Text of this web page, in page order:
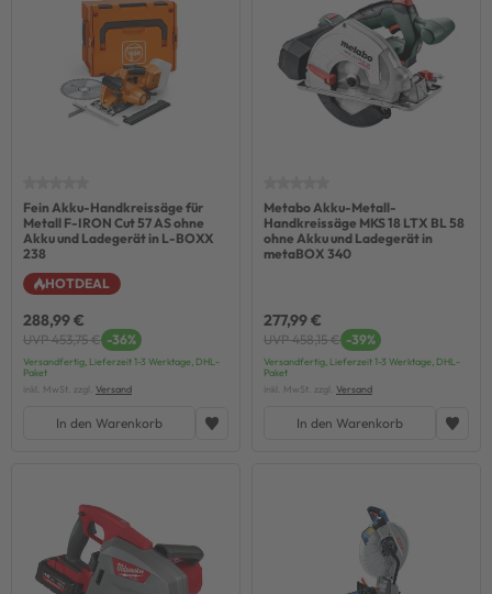
Fein Akku-Handkreissäge für
Metall F-IRON Cut 57 AS ohne
Akku und Ladegerät in L-BOXX
238
HOTDEAL
288,99 €
UVP 453,75 € -36%
Versandfertig, Lieferzeit 1-3 Werktage, DHL-
Paket
inkl. MwSt. zzgl. Versand
In den Warenkorb
Metabo Akku-Metall-
Handkreissäge MKS 18 LTX BL 58
ohne Akku und Ladegerät in
metaBOX 340
277,99 €
UVP 458,15 € -39%
Versandfertig, Lieferzeit 1-3 Werktage, DHL-
Paket
inkl. MwSt. zzgl. Versand
In den Warenkorb